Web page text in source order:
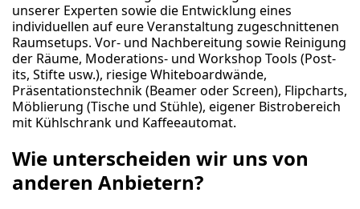
unserer Experten sowie die Entwicklung eines
individuellen auf eure Veranstaltung zugeschnittenen
Raumsetups. Vor- und Nachbereitung sowie Reinigung
der Räume, Moderations- und Workshop Tools (Post-
its, Stifte usw.), riesige Whiteboardwände,
Präsentationstechnik (Beamer oder Screen), Flipcharts,
Möblierung (Tische und Stühle), eigener Bistrobereich
mit Kühlschrank und Kaffeeautomat.
Wie unterscheiden wir uns von
anderen Anbietern?